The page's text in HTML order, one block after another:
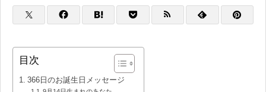
目次
366日のお誕生日メッセージ